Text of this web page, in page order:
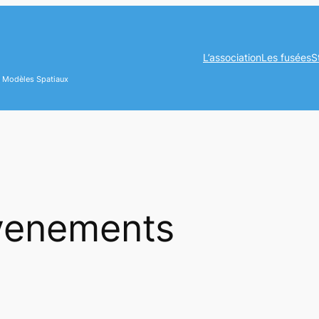
Spatiaux
L’associationLes fusées